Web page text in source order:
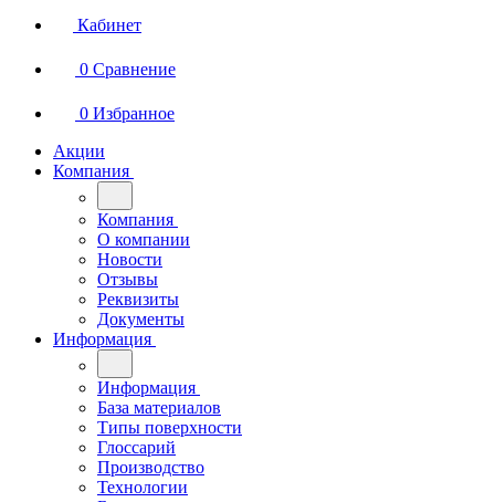
Кабинет
0 Сравнение
0 Избранное
Акции
Компания
Компания
О компании
Новости
Отзывы
Реквизиты
Документы
Информация
Информация
База материалов
Типы поверхности
Глоссарий
Производство
Технологии